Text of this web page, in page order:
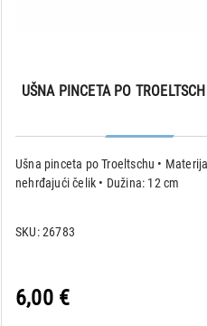
UŠNA PINCETA PO
Ušna pinceta po Troeltschu •
nehrđajući čelik • Dužina: 12 cm
SKU: 26783
6,00 €